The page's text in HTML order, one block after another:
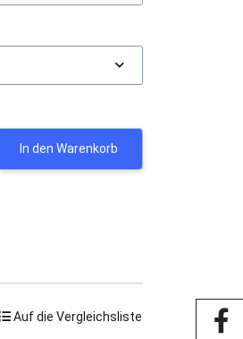
In den Warenkorb
Auf die Vergleichsliste